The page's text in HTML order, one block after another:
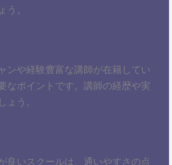
。
ンや経験豊富な講師が在籍してい
なポイントです。講師の経歴や実
ょう。
良いスクールは、通いやすさの点